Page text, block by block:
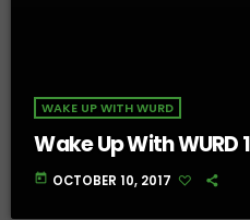
WAKE UP WITH WURD
Wake Up With WURD
today OCTOBER 10, 2017